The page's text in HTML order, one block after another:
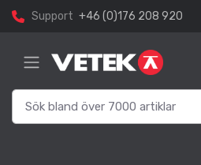
Support +46 (0)176 208 920